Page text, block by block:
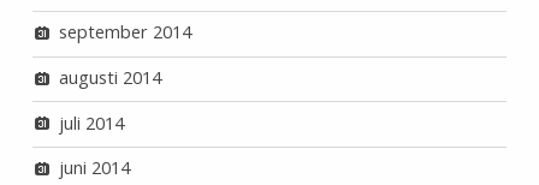
september 2014
augusti 2014
juli 2014
juni 2014